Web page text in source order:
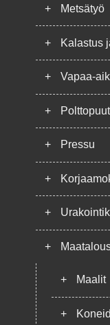
+ Metsätyö
+ Kalastus
+ Vapaa-
+ Polttopuut
+ Pressu
+
+
+
+ Maalit
+